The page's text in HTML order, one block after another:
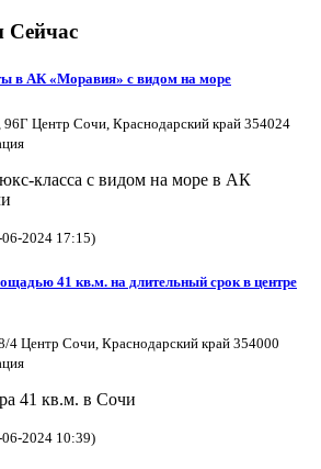
Сейчас
в АК «Моравия» с видом на море
Центр Сочи, Краснодарский край 354024
класса с видом на море в АК
06-2024 17:15)
41 кв.м. на длительный срок в центре
4 Центр Сочи, Краснодарский край 354000
41 кв.м. в Сочи
06-2024 10:39)